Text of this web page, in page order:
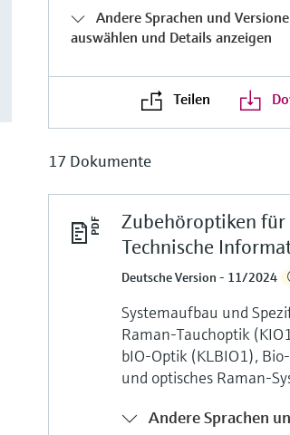
Andere Sprachen und
auswählen und Details anzeigen
Teilen
17 Dokumente
Zubehöroptiken
Technische
Deutsche Version - 11/2024
Systemaufbau und
Raman-Tauchoptik
bIO-Optik (KLBIO1),
und optisches Raman-
Andere Sprachen